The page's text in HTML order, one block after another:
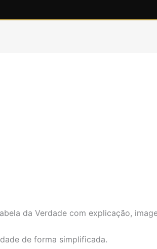
da Verdade com explicação,
de forma simplificada.